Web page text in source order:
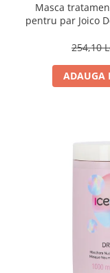
Masca
pentru par Joico
254,10
ADAUGA